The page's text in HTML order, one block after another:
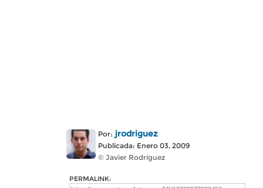
Por: jrodriguez
Publicada: Enero 03, 2009
© Javier Rodríguez
PERMALINK: